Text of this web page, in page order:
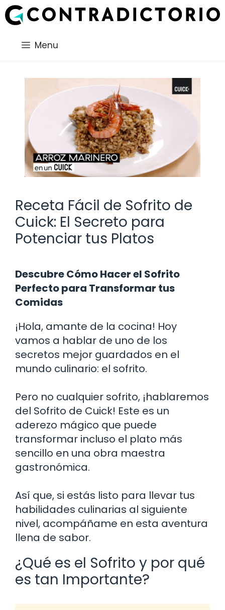
Saltar
al
Menu
Receta Fácil de Sofrito de
Cuick: El Secreto para
Potenciar tus Platos
Descubre Cómo Hacer el Sofrito
Perfecto para Transformar tus
Comidas
¡Hola, amante de la cocina! Hoy
vamos a hablar de uno de los
secretos mejor guardados en el
mundo culinario: el sofrito.
Pero no cualquier sofrito, ¡hablaremos
del Sofrito de Cuick! Este es un
aderezo mágico que puede
transformar incluso el plato más
sencillo en una obra maestra
gastronómica.
Así que, si estás listo para llevar tus
habilidades culinarias al siguiente
nivel, acompáñame en esta aventura
llena de sabor.
¿Qué es el Sofrito y por qué
es tan Importante?